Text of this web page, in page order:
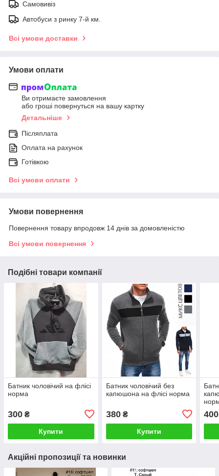
Самовивіз
Автобуси з ринку 7-й км.
Всі умови доставки
Умови оплати
Ви отримаєте замовлення
або гроші повернуться на вашу картку
Детальніше
Післяплата
Оплата на рахунок
Готівкою
Всі умови оплати
Умови повернення
Повернення товару впродовж 14 днів за домовленістю
Всі умови повернення
Подібні товари компанії
Батник чоловічий на флісі
норма
300 ₴
Купити
Батник чоловічий без
капюшона на флісі норма
380₴
Купити
400
Акційні пропозиції та новинки